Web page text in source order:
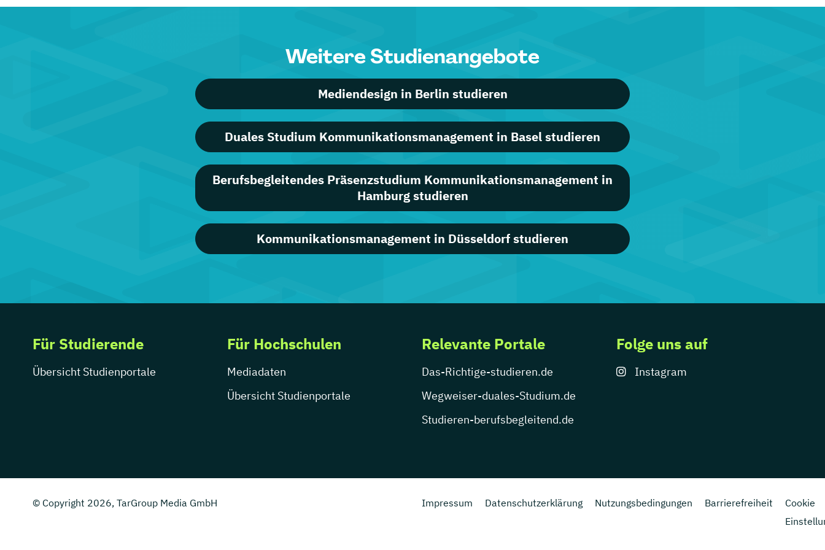
Weitere Studienangebote
Mediendesign in Berlin studieren
Duales Studium Kommunikationsmanagement in Basel studieren
Berufsbegleitendes Präsenzstudium Kommunikationsmanagement in
Hamburg studieren
Kommunikationsmanagement in Düsseldorf studieren
Für Studierende
Übersicht Studienportale
Für Hochschulen
Mediadaten
Übersicht Studienportale
Relevante Portale
Das-Richtige-studieren.de
Wegweiser-duales-Studium.de
Studieren-berufsbegleitend.de
Folge uns auf
Instagram
© Copyright 2026, TarGroup Media GmbH Impressum Datenschutzerklärung Nutzungsbedingungen Barrierefreiheit
Cookie